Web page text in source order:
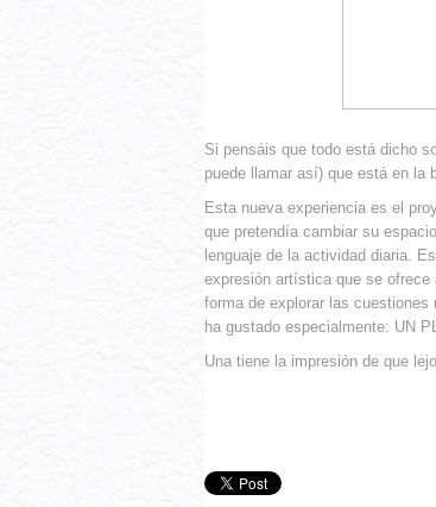
Si pensáis que todo está dicho
puede llamar así) que está en la
Esta nueva experiencia es el
que pretendía cambiar su
lenguaje de la actividad diaria.
expresión artística que se
forma de explorar las
ha gustado especialmente: UN
Una tiene la impresión de que